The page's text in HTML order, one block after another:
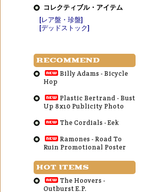
コレクティブル・アイテム
[レア盤・珍盤]
[デッドストック]
RECOMMEND
Billy Adams - Bicycle
Hop
Plastic Bertrand - Bust
Up 8x10 Publicity Photo
The Cordials - Eek
Ramones - Road To
Ruin Promotional Poster
HOT ITEMS
The Hoovers -
Outburst E.P.